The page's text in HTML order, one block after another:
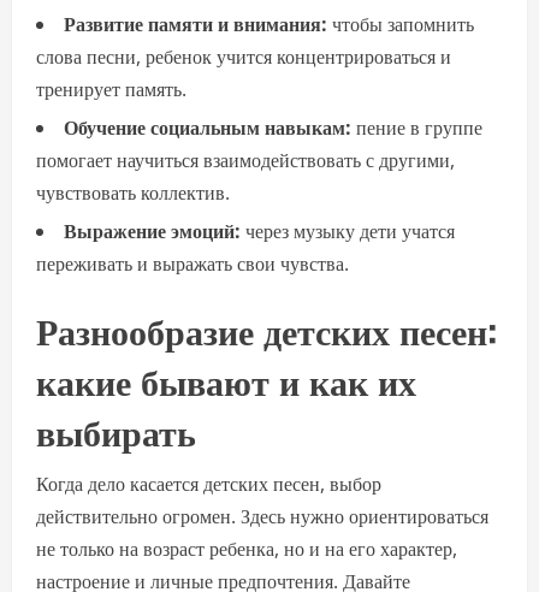
Развитие памяти и внимания: чтобы запомнить
слова песни, ребенок учится концентрироваться и
тренирует память.
Обучение социальным навыкам: пение в группе
помогает научиться взаимодействовать с другими,
чувствовать коллектив.
Выражение эмоций: через музыку дети учатся
переживать и выражать свои чувства.
Разнообразие детских песен:
какие бывают и как их
выбирать
Когда дело касается детских песен, выбор
действительно огромен. Здесь нужно ориентироваться
не только на возраст ребенка, но и на его характер,
настроение и личные предпочтения. Давайте